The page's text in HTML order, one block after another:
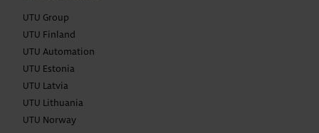
UTU Group
UTU Finland
UTU Automation
UTU Estonia
UTU Latvia
UTU Lithuania
UTU Norway